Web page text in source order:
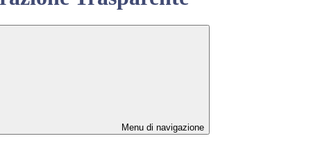
Menu di navigazione